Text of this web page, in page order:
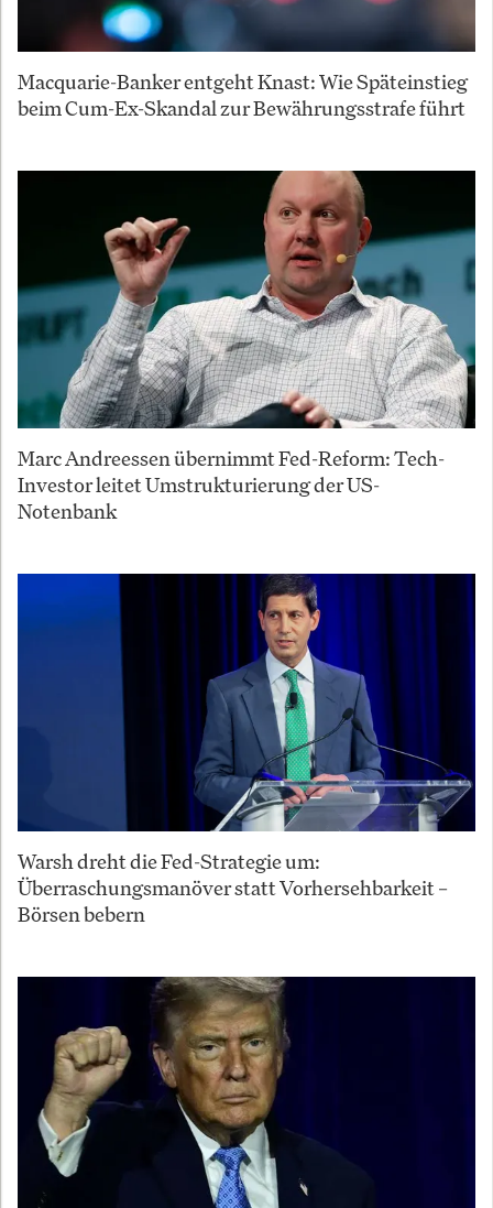
Macquarie-Banker entgeht Knast: Wie Späteinstieg
beim Cum-Ex-Skandal zur Bewährungsstrafe führt
Marc Andreessen übernimmt Fed-Reform: Tech-
Investor leitet Umstrukturierung der US-
Notenbank
Warsh dreht die Fed-Strategie um:
Überraschungsmanöver statt Vorhersehbarkeit –
Börsen bebern